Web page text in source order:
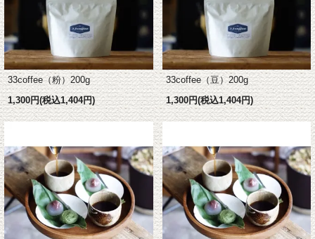
33coffee（粉）200g
1,300円(税込1,404円)
33coffee（豆）200g
1,300円(税込1,404円)